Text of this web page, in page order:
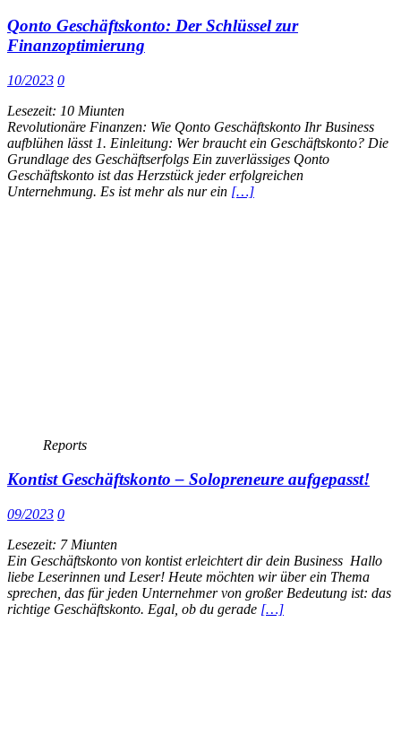
Qonto Geschäftskonto: Der Schlüssel zur
Finanzoptimierung
10/2023 0
Lesezeit: 10 Miunten
Revolutionäre Finanzen: Wie Qonto Geschäftskonto Ihr Business
aufblühen lässt 1. Einleitung: Wer braucht ein Geschäftskonto? Die
Grundlage des Geschäftserfolgs Ein zuverlässiges Qonto
Geschäftskonto ist das Herzstück jeder erfolgreichen
Unternehmung. Es ist mehr als nur ein […]
Reports
Kontist Geschäftskonto – Solopreneure aufgepasst!
09/2023 0
Lesezeit: 7 Miunten
Ein Geschäftskonto von kontist erleichtert dir dein Business Hallo
liebe Leserinnen und Leser! Heute möchten wir über ein Thema
sprechen, das für jeden Unternehmer von großer Bedeutung ist: das
richtige Geschäftskonto. Egal, ob du gerade […]